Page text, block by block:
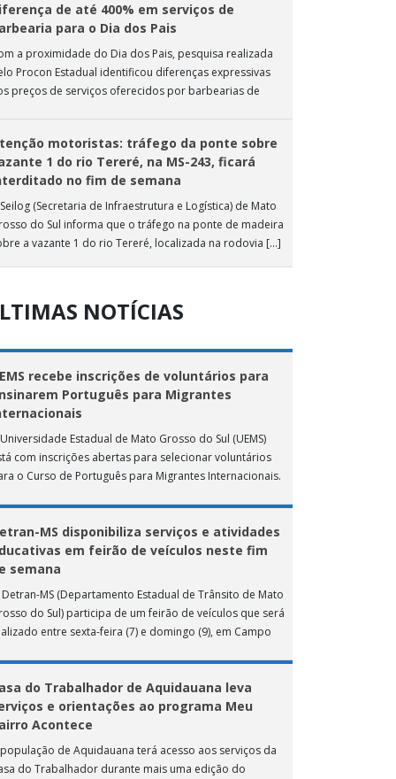
de até 400% em serviços de
para o Dia dos Pais
a proximidade do Dia dos Pais, pesquisa realizada
Procon Estadual identificou diferenças expressivas
preços de serviços oferecidos por barbearias de
motoristas: tráfego da ponte sobre
1 do rio Tereré, na MS-243, ficará
no fim de semana
(Secretaria de Infraestrutura e Logística) de Mato
do Sul informa que o tráfego na ponte de madeira
a vazante 1 do rio Tereré, localizada na rodovia […]
NOTÍCIAS
recebe inscrições de voluntários para
Português para Migrantes
Estadual de Mato Grosso do Sul (UEMS)
com inscrições abertas para selecionar voluntários
o Curso de Português para Migrantes Internacionais.
MS disponibiliza serviços e atividades
em feirão de veículos neste fim
semana
Detran-MS (Departamento Estadual de Trânsito de Mato
do Sul) participa de um feirão de veículos que será
entre sexta-feira (7) e domingo (9), em Campo
do Trabalhador de Aquidauana leva
e orientações ao programa Meu
Acontece
de Aquidauana terá acesso aos serviços da
do Trabalhador durante mais uma edição do